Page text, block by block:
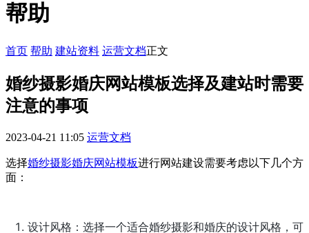
帮助
首页 帮助 建站资料 运营文档正文
婚纱摄影婚庆网站模板选择及建站时需要
注意的事项
2023-04-21 11:05 运营文档
选择婚纱摄影婚庆网站模板进行网站建设需要考虑以下几个方
面：
设计风格：选择一个适合婚纱摄影和婚庆的设计风格，可